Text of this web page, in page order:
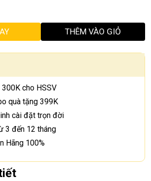
THÊM VÀO GIỎ
cho HSSV
quà tặng 399K
cài đặt trọn đời
3 đến 12 tháng
Hãng 100%